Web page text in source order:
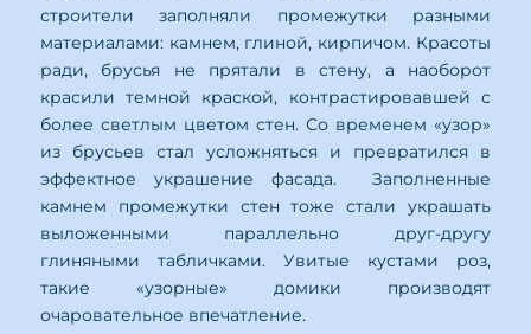
строители заполняли промежутки разными
материалами: камнем, глиной, кирпичом. Красоты
ради, брусья не прятали в стену, а наоборот
красили темной краской, контрастировавшей с
более светлым цветом стен. Со временем «узор»
из брусьев стал усложняться и превратился в
эффектное украшение фасада. Заполненные
камнем промежутки стен тоже стали украшать
выложенными параллельно друг-другу
глиняными табличками. Увитые кустами роз,
такие «узорные» домики производят
очаровательное впечатление.